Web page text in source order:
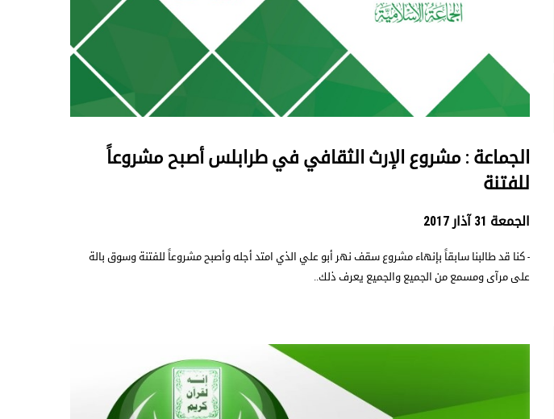
الجماعة : مشروع الإرث الثقافي في طرابلس أصبح مشروعاً
للفتنة
الجمعة 31 آذار 2017
- كنا قد طالبنا سابقاً بإنهاء مشروع سقف نهر أبو علي الذي امتد أجله وأصبح مشروعاً للفتنة وسوق بالة
على مرآى ومسمع من الجميع والجميع يعرف ذلك..